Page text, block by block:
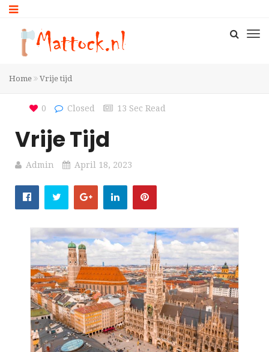
Home Vrije tijd
0 Closed 13 Sec Read
Vrije Tijd
Admin April 18, 2023